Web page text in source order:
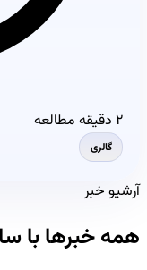
۲ دقیقه مطالعه
گالری
آرشیو خبر
همه خبرها با